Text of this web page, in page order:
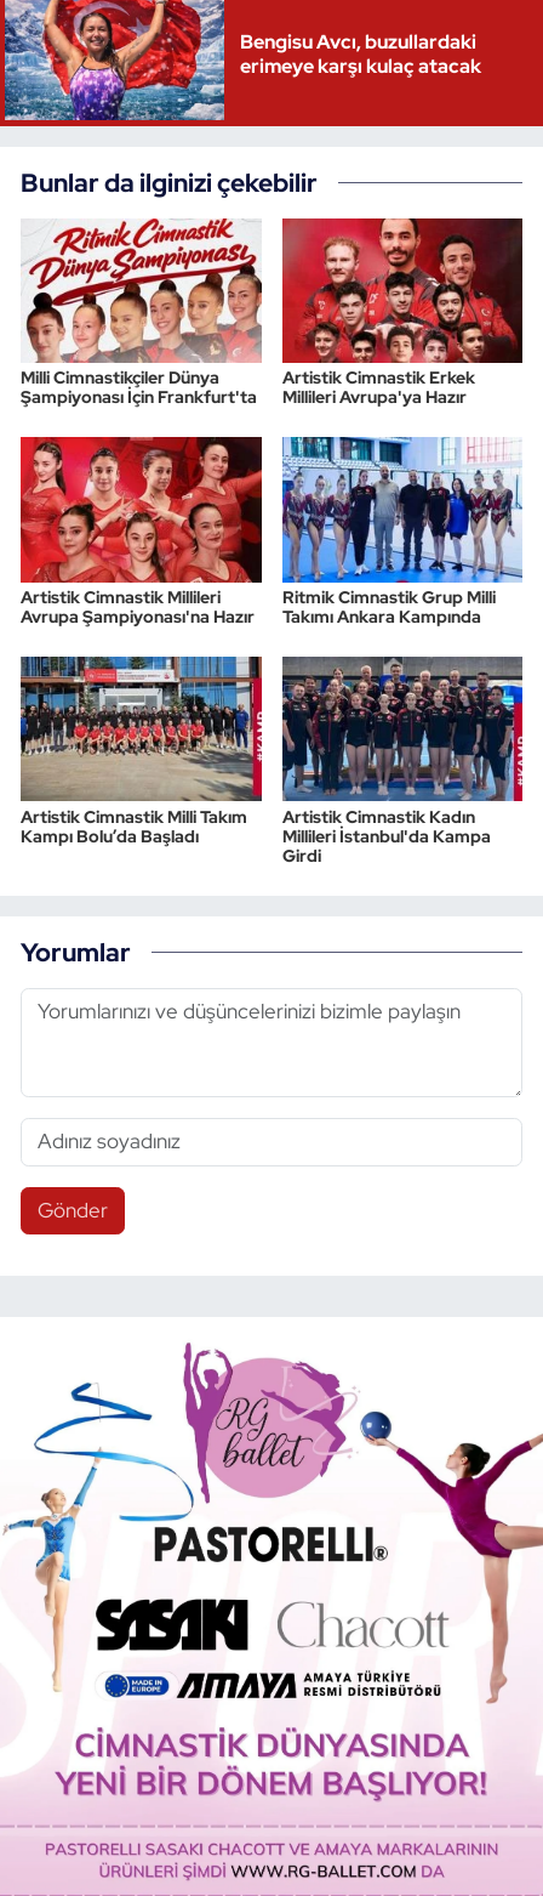
Bengisu Avcı, buzullardaki
erimeye karşı kulaç atacak
Bunlar da ilginizi çekebilir
Milli Cimnastikçiler Dünya
Şampiyonası İçin Frankfurt'ta
Artistik Cimnastik Erkek
Millileri Avrupa'ya Hazır
Artistik Cimnastik Millileri
Avrupa Şampiyonası'na Hazır
Ritmik Cimnastik Grup Milli
Takımı Ankara Kampında
Artistik Cimnastik Milli Takım
Kampı Bolu’da Başladı
Artistik Cimnastik Kadın
Millileri İstanbul'da Kampa
Girdi
Yorumlar
Gönder